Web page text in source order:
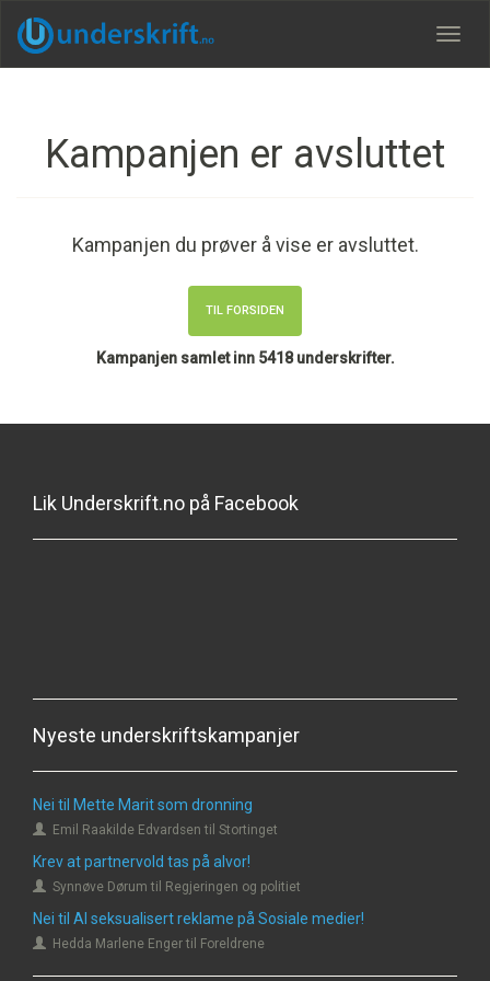
Meny
Kampanjen er avsluttet
Kampanjen du prøver å vise er avsluttet.
TIL FORSIDEN
Kampanjen samlet inn 5418 underskrifter.
Lik Underskrift.no på Facebook
Nyeste underskriftskampanjer
Nei til Mette Marit som dronning
Emil Raakilde Edvardsen til Stortinget
Krev at partnervold tas på alvor!
Synnøve Dørum til Regjeringen og politiet
Nei til AI seksualisert reklame på Sosiale medier!
Hedda Marlene Enger til Foreldrene